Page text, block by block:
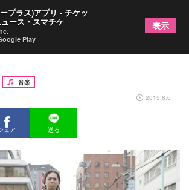
」MVに坂本龍馬＆サカモ
音楽
2015.8.6
ェア 送る
プラス)アプリ - チケッ
ュース・スマチケ
Play
表示